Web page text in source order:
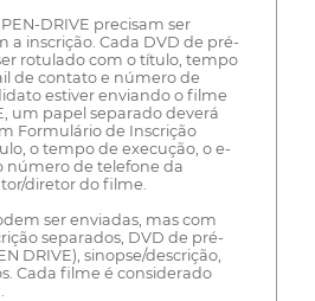
DRIVE precisam ser
a inscrição. Cada DVD de pré-
rotulado com o título, tempo
de contato e número de
estiver enviando o filme
um papel separado deverá
Formulário de Inscrição
o tempo de execução, o e-
número de telefone da
diretor do filme.
ser enviadas, mas com
separados, DVD de pré-
DRIVE), sinopse/descrição,
Cada filme é considerado